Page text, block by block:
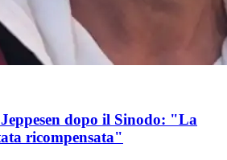
dopo il Sinodo: "La
ricompensata"